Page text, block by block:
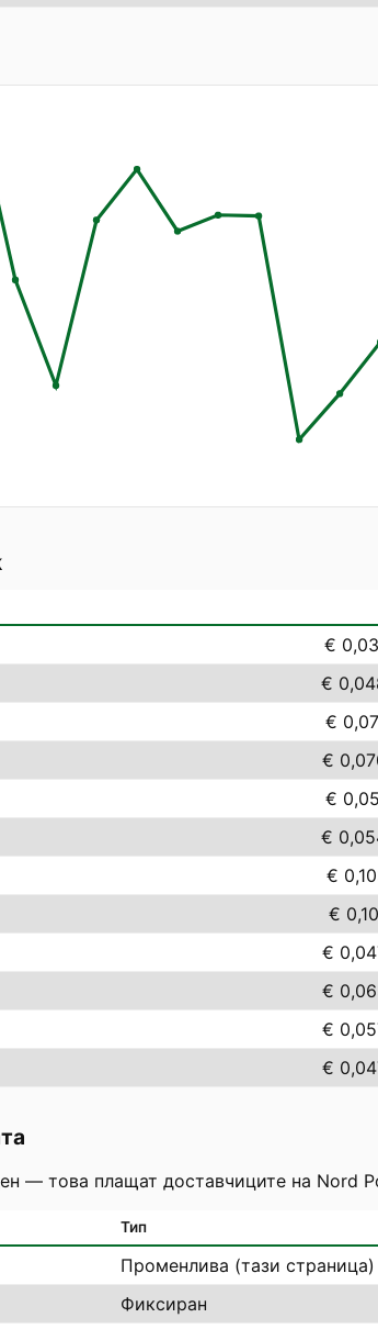
€
€
€
€
€
€
€
€
€
€
€
€
— това плащат доставчиците на Nord
Тип
Променлива (тази страница)
Фиксиран